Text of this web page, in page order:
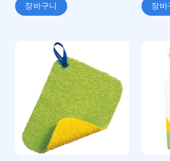
장바구니 장바